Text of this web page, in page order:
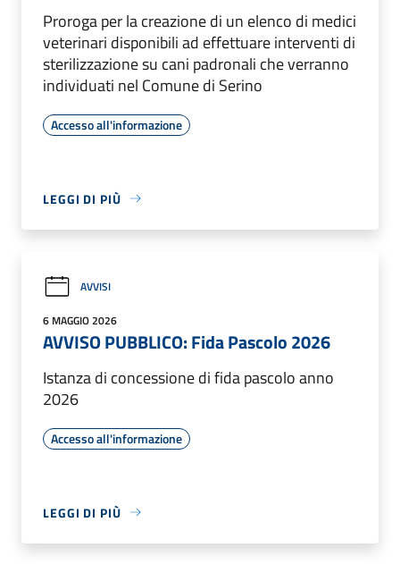
Proroga per la creazione di un elenco di medici
veterinari disponibili ad effettuare interventi di
sterilizzazione su cani padronali che verranno
individuati nel Comune di Serino
Accesso all'informazione
LEGGI DI PIÙ
AVVISI
6 MAGGIO 2026
AVVISO PUBBLICO: Fida Pascolo 2026
Istanza di concessione di fida pascolo anno
2026
Accesso all'informazione
LEGGI DI PIÙ